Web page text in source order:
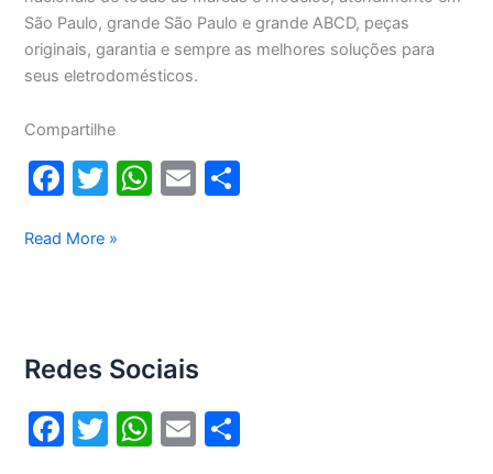
São Paulo, grande São Paulo e grande ABCD, peças
originais, garantia e sempre as melhores soluções para
seus eletrodomésticos.
Compartilhe
F
c
o
o
k
T
itt
W
p
p
E
Assistência
Read More »
Redes Sociais
F
T
W E